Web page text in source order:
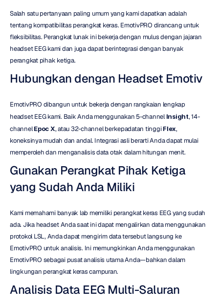
Salah satu pertanyaan paling umum yang kami dapatkan adalah
tentang kompatibilitas perangkat keras. EmotivPRO dirancang untuk
fleksibilitas. Perangkat lunak ini bekerja dengan mulus dengan jajaran
headset EEG kami dan juga dapat berintegrasi dengan banyak
perangkat pihak ketiga.
Hubungkan dengan Headset Emotiv
EmotivPRO dibangun untuk bekerja dengan rangkaian lengkap
headset EEG kami. Baik Anda menggunakan 5-channel Insight, 14-
channel Epoc X, atau 32-channel berkepadatan tinggi Flex,
koneksinya mudah dan andal. Integrasi asli berarti Anda dapat mulai
memperoleh dan menganalisis data otak dalam hitungan menit.
Gunakan Perangkat Pihak Ketiga
yang Sudah Anda Miliki
Kami memahami banyak lab memiliki perangkat keras EEG yang sudah
ada. Jika headset Anda saat ini dapat mengalirkan data menggunakan
protokol LSL, Anda dapat mengirim data tersebut langsung ke
EmotivPRO untuk analisis. Ini memungkinkan Anda menggunakan
EmotivPRO sebagai pusat analisis utama Anda—bahkan dalam
lingkungan perangkat keras campuran.
Analisis Data EEG Multi-Saluran